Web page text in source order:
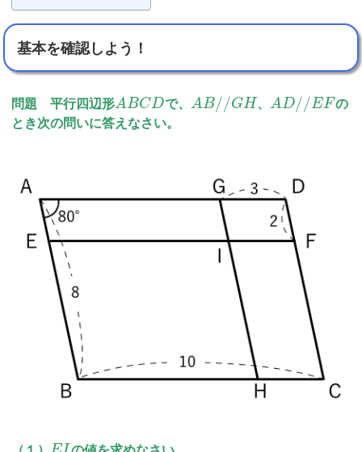
基本を確認しよう！
問題 平行四辺形ABCDで、 AB//GH、 AD//EF の
とき次の問いに答えなさい。